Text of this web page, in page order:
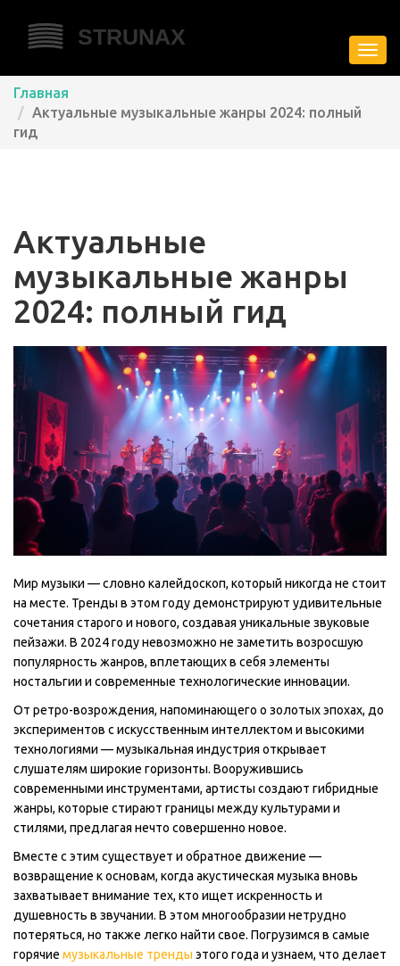
Главная
Актуальные музыкальные жанры 2024: полный
гид
Актуальные
музыкальные жанры
2024: полный гид
Мир музыки — словно калейдоскоп, который никогда не стоит
на месте. Тренды в этом году демонстрируют удивительные
сочетания старого и нового, создавая уникальные звуковые
пейзажи. В 2024 году невозможно не заметить возросшую
популярность жанров, вплетающих в себя элементы
ностальгии и современные технологические инновации.
От ретро-возрождения, напоминающего о золотых эпохах, до
экспериментов с искусственным интеллектом и высокими
технологиями — музыкальная индустрия открывает
слушателям широкие горизонты. Вооружившись
современными инструментами, артисты создают гибридные
жанры, которые стирают границы между культурами и
стилями, предлагая нечто совершенно новое.
Вместе с этим существует и обратное движение —
возвращение к основам, когда акустическая музыка вновь
захватывает внимание тех, кто ищет искренность и
душевность в звучании. В этом многообразии нетрудно
потеряться, но также легко найти свое. Погрузимся в самые
горячие музыкальные тренды этого года и узнаем, что делает